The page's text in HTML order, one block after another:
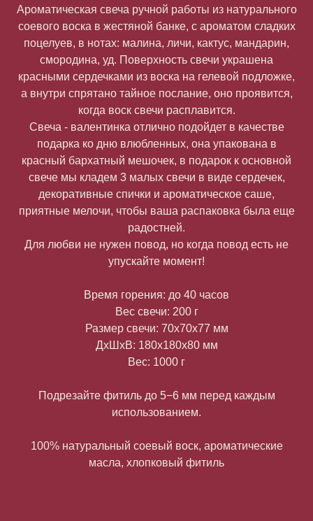
Ароматическая свеча ручной работы из натурального
соевого воска в жестяной банке, с ароматом сладких
поцелуев, в нотах: малина, личи, кактус, мандарин,
смородина, уд. Поверхность свечи украшена
красными сердечками из воска на гелевой подложке,
а внутри спрятано тайное послание, оно проявится,
когда воск свечи расплавится.
Свеча - валентинка отлично подойдет в качестве
подарка ко дню влюбленных, она упакована в
красный бархатный мешочек, в подарок к основной
свече мы кладем 3 малых свечи в виде сердечек,
декоративные спички и ароматическое саше,
приятные мелочи, чтобы ваша распаковка была еще
радостней.
Для любви не нужен повод, но когда повод есть не
упускайте момент!
Время горения: до 40 часов
Вес свечи: 200 г
Размер свечи: 70х70х77 мм
ДxШxВ: 180x180x80 мм
Вес: 1000 г
Подрезайте фитиль до 5−6 мм перед каждым
использованием.
100% натуральный соевый воск, ароматические
масла, хлопковый фитиль